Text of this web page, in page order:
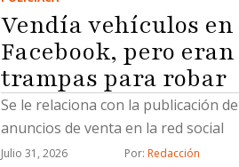
Vendía vehículos en
Facebook, pero eran
trampas para robar
Se le relaciona con la publicación de
anuncios de venta en la red social
Julio 31, 2026 Por: Redacción